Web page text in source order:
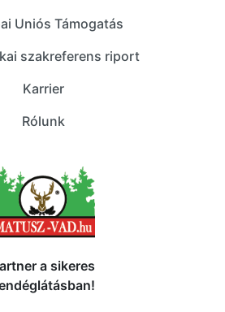
Uniós Támogatás
szakreferens riport
Karrier
Rólunk
a sikeres